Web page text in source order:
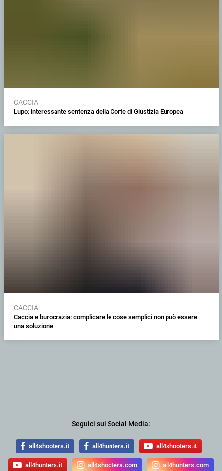
CACCIA
Lupo: interessante sentenza della Corte di Giustizia Europea
CACCIA
Caccia e burocrazia: complicare le cose semplici non può essere
una soluzione
Seguici sui Social Media:
all4shooters.it all4hunters.it all4shooters.it
all4hunters.it all4shooters.com all4hunters.com